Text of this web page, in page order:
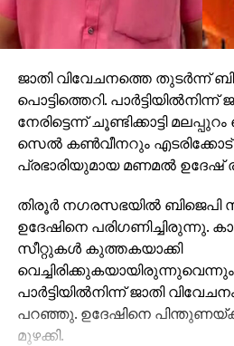
ജാതി വിവേചനത്തെ തുടര്‍ന്ന്
പൊട്ടിത്തെറി. പാര്‍ട്ടിയില്‍നിന്ന്
നേരിട്ടെന്ന് ചൂണ്ടിക്കാട്ടി
സെല്‍ കണ്‍വീനറും
പ്രഭാരിയുമായ മണമല്‍ ഉദേഷ്
തിരൂര്‍ നഗരസഭയില്‍ ബിജെപി
ഉദേഷിനെ പരിഗണിച്ചിരുന്നു.
സീറ്റുകള്‍ കുത്തകയാക്കി
പാര്‍ട്ടിയില്‍നിന്ന് ജാതി
പറഞ്ഞു. ഉദേഷിനെ
മുഴക്കി.